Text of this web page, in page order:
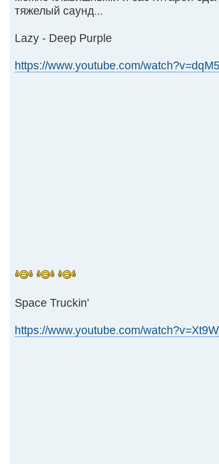
тяжелый саунд...
Lazy - Deep Purple
https://www.youtube.com/
Space Truckin'
https://www.youtube.com/